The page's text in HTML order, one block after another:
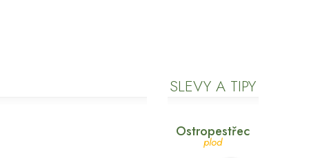
SLEVY A TIPY
Ostropestřec
plod